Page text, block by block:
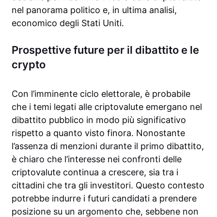
nel panorama politico e, in ultima analisi,
economico degli Stati Uniti.
Prospettive future per il dibattito e le
crypto
Con l’imminente ciclo elettorale, è probabile
che i temi legati alle criptovalute emergano nel
dibattito pubblico in modo più significativo
rispetto a quanto visto finora. Nonostante
l’assenza di menzioni durante il primo dibattito,
è chiaro che l’interesse nei confronti delle
criptovalute continua a crescere, sia tra i
cittadini che tra gli investitori. Questo contesto
potrebbe indurre i futuri candidati a prendere
posizione su un argomento che, sebbene non